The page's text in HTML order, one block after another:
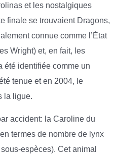
et les nostalgiques
finale se trouvaient Dragons,
connue comme l’État
Wright) et, en fait, les
été identifiée comme un
tenue et en 2004, le
la ligue.
accident: la Caroline du
termes de nombre de lynx
espèces). Cet animal